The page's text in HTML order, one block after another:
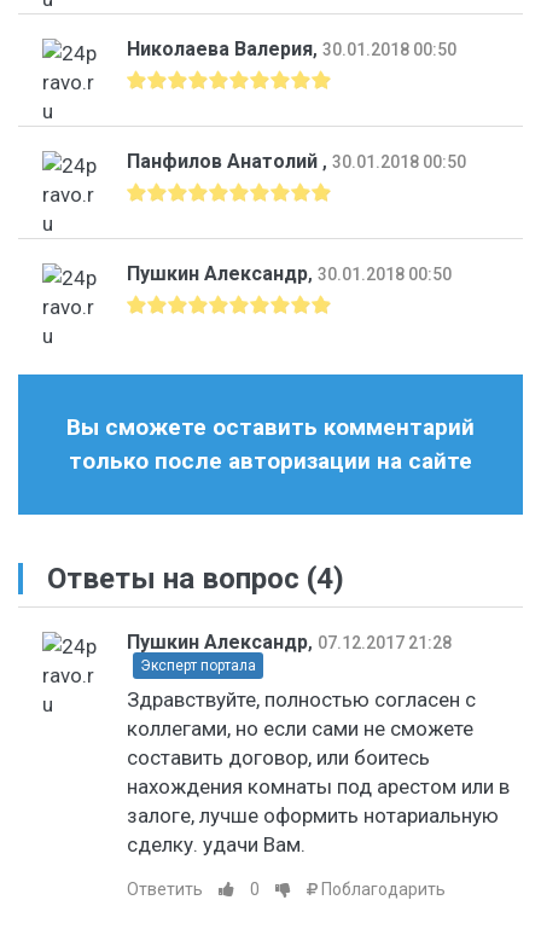
Николаева Валерия, 30.01.2018 00:50
Панфилов Анатолий , 30.01.2018 00:50
Пушкин Александр, 30.01.2018 00:50
Вы сможете оставить комментарий
только после авторизации на сайте
Ответы на вопрос (4)
Пушкин Александр, 07.12.2017 21:28
Эксперт портала
Здравствуйте, полностью согласен с
коллегами, но если сами не сможете
составить договор, или боитесь
нахождения комнаты под арестом или в
залоге, лучше оформить нотариальную
сделку. удачи Вам.
Ответить 0 Поблагодарить